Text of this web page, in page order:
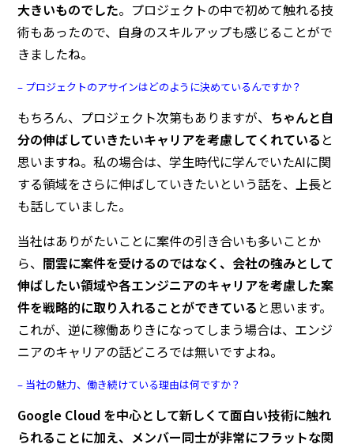
大きいものでした。プロジェクトの中で初めて触れる技
術もあったので、自身のスキルアップも感じることがで
きましたね。
– プロジェクトのアサインはどのように決めているんですか？
もちろん、プロジェクト次第もありますが、 ちゃんと自
分の伸ばしていきたいキャリアを考慮してくれている と
思いますね。私の場合は、学生時代に学んでいたAIに関
する領域をさらに伸ばしていきたいという話を、上長と
も話していました。
当社はありがたいことに案件の引き合いも多いことか
ら、 闇雲に案件を受けるのではなく、会社の強みとして
伸ばしたい領域や各エンジニアのキャリアを考慮した案
件を戦略的に取り入れることができている と思います。
これが、逆に稼働ありきになってしまう場合は、エンジ
ニアのキャリアの話どころでは無いですよね。
– 当社の魅力、働き続けている理由は何ですか？
Google Cloud を中心として新しくて面白い技術に触れ
られることに加え、メンバー同士が非常にフラットな関